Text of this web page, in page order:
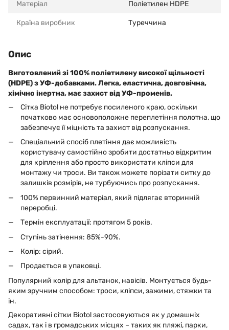
Матеріал Поліетилен HDPE
Країна виробник Туреччина
Опис
Виготовлений зі 100% поліетилену високої щільності
(HDPE) з УФ-добавками. Легка, еластична, довговічна,
хімічно інертна, має захист від УФ-променів.
Сітка Biotol не потребує посиленого краю, оскільки
початково має основоположне переплетіння полотна, що
забезпечує її міцність та захист від розпускання.
Спеціальний спосіб плетіння дає можливість
користувачу самостійно зробити достатньо відкритим
для кріплення або просто використати кліпси для
монтажу чи троси. Ви також можете порізати ситку до
залишків розмірів, не турбуючись про розпускання.
100% первинний матеріал, який підлягає вторинній
переробці.
Термін експлуатації: протягом 5 років.
Ступінь затінення: 85%-90%.
Колір: сірий.
Продається в упаковці.
Популярний колір для альтанок, навісів. Монтується будь-
яким зручним способом: троси, кліпси, зажими, стяжки та
ін.
Декоративні сітки Biotol застосовуються як у домашніх
садах, так і в громадських місцях – таких як пляжі, парки,